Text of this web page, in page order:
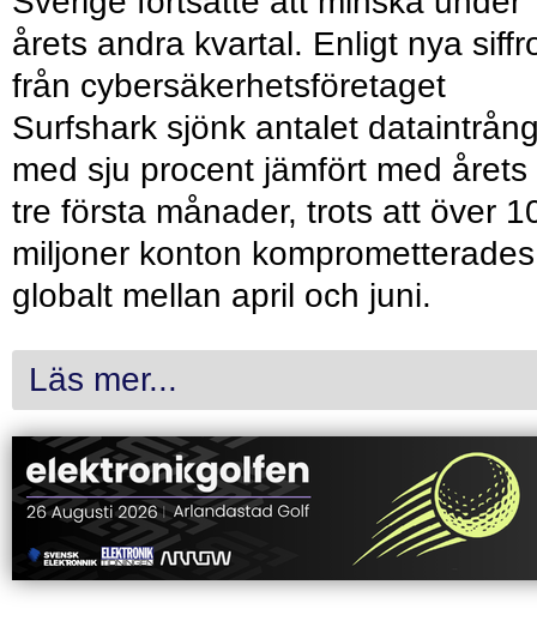
årets andra kvartal. Enligt nya
från cybersäkerhetsföretaget
Surfshark sjönk antalet
med sju procent jämfört med årets
tre första månader, trots att över
miljoner konton komprometterades
globalt mellan april och juni.
Läs mer...